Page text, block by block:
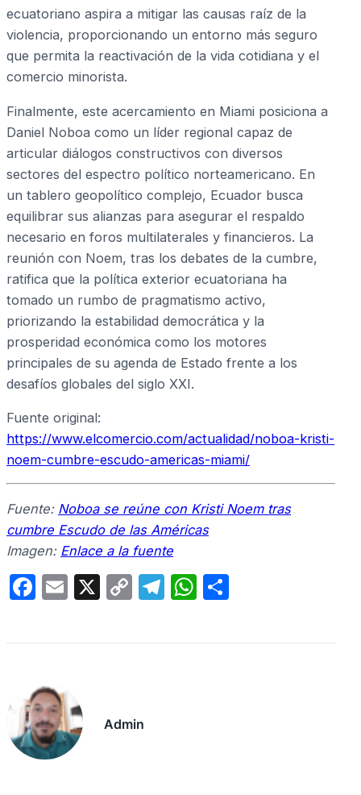
ecuatoriano aspira a mitigar las causas raíz de la
violencia, proporcionando un entorno más seguro
que permita la reactivación de la vida cotidiana y el
comercio minorista.
Finalmente, este acercamiento en Miami posiciona a
Daniel Noboa como un líder regional capaz de
articular diálogos constructivos con diversos
sectores del espectro político norteamericano. En
un tablero geopolítico complejo, Ecuador busca
equilibrar sus alianzas para asegurar el respaldo
necesario en foros multilaterales y financieros. La
reunión con Noem, tras los debates de la cumbre,
ratifica que la política exterior ecuatoriana ha
tomado un rumbo de pragmatismo activo,
priorizando la estabilidad democrática y la
prosperidad económica como los motores
principales de su agenda de Estado frente a los
desafíos globales del siglo XXI.
Fuente original:
https://www.elcomercio.com/actualidad/noboa-kristi-
noem-cumbre-escudo-americas-miami/
Fuente: Noboa se reúne con Kristi Noem tras
cumbre Escudo de las Américas
Imagen: Enlace a la fuente
F
c
b
o
o
k
E
ail
X
C
p
n
T
e
W
at m
Admin